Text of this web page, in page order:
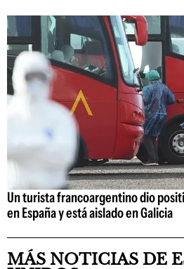
Un turista francoargentino dio
en España y está aislado en Galicia
MÁS NOTICIAS DE